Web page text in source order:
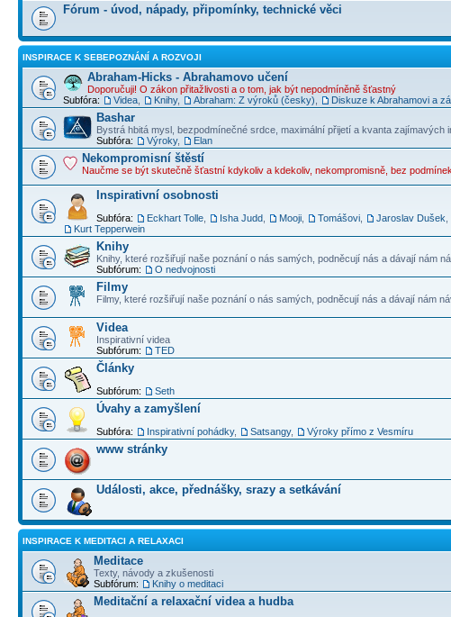
Fórum - úvod, nápady, připomínky, technické věci
INSPIRACE K SEBEPOZNÁNÍ A ROZVOJI
Abraham-Hicks - Abrahamovo učení
Doporučuji! O zákon přitažlivosti a o tom, jak být nepodmíněně šťastný
Subfóra:
Videa Knihy, Abraham: Z výroků (česky) Diskuze k Abrahamovi a
Bashar
Bystrá hbitá mysl, bezpodmínečné srdce, maximální přijetí a kvanta zajímavých
Subfóra:
Výroky, Elan
Nekompromisní štěstí
Naučme se být skutečně šťastní kdykoliv a kdekoliv, nekompromisně, bez podmínek.
Inspirativní osobnosti
Subfóra: Eckhart Tolle Isha Judd Mooji Tomášovi Jaroslav Dušek
Kurt Tepperwein
Knihy
Knihy, které rozšiřují naše poznání o nás samých, podněcují nás a dávají nám
Subfórum:
O nedvojnosti
Filmy
Filmy, které rozšiřují naše poznání o nás samých, podněcují nás a dávají nám
Videa
Inspirativní videa
Subfórum:
TED
Články
Subfórum: Seth
Úvahy a zamyšlení
Subfóra: Inspirativní pohádky, Satsangy, Výroky přímo z Vesmíru
www stránky
Události, akce, přednášky, srazy a setkávání
INSPIRACE K MEDITACI A RELAXACI
Meditace
Texty, návody a zkušenosti
Subfórum:
Knihy o meditaci
Meditační a relaxační videa a hudba